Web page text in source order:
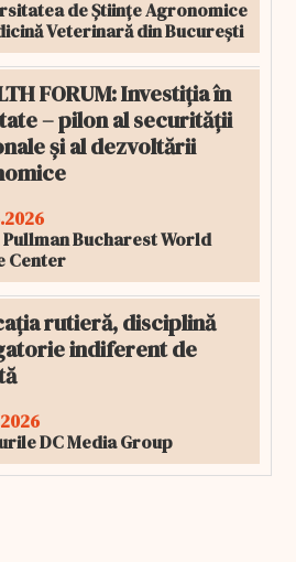
de Științe Agronomice
Veterinară din București
FORUM: Investiția în
– pilon al securității
și al dezvoltării
Bucharest World
Center
rutieră, disciplină
indiferent de
DC Media Group